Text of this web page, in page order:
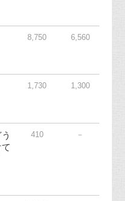
8,750 6,560
1,730 1,300
410 －